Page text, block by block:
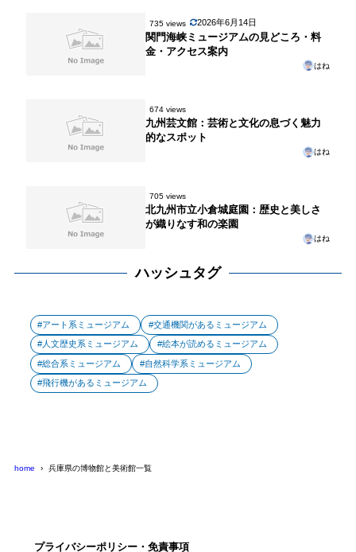
735 views 2026年6月14日
関門海峡ミュージアムの見どころ・料
金・アクセス案内
はね
674 views
九州芸文館：芸術と文化の息づく魅力
的なスポット
はね
705 views
北九州市立小倉城庭園：歴史と美しさ
が織りなす和の楽園
はね
ハッシュタグ
アート系ミュージアム 交通機関があるミュージアム
人文歴史系ミュージアム 絵本が読めるミュージアム
総合系ミュージアム 自然科学系ミュージアム
飛行機があるミュージアム
home 兵庫県の博物館と美術館一覧
プライバシーポリシー・免責事項